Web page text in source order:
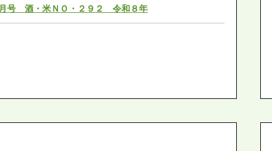
号 酒・米ＮＯ・２９２ 令和８年